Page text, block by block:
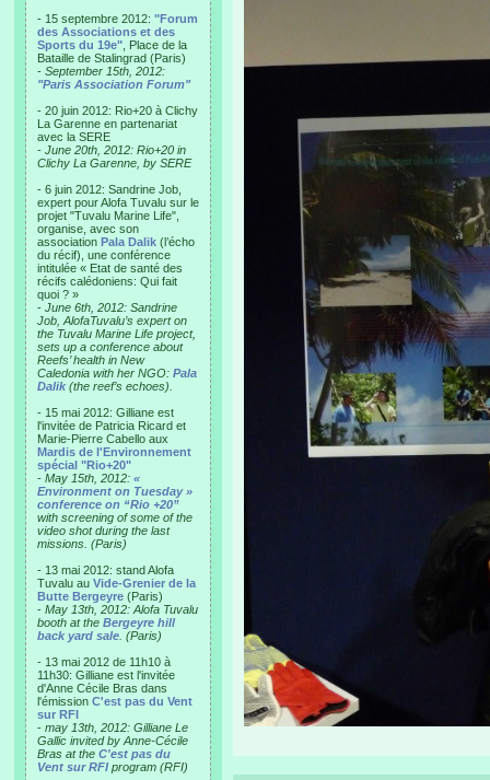
- 15 septembre 2012: "Forum
des Associations et des
Sports du 19e" , Place de la
Bataille de Stalingrad (Paris)
- September 15th, 2012:
"Paris Association Forum"
- 20 juin 2012: Rio+20 à Clichy
La Garenne en partenariat
avec la SERE
- June 20th, 2012: Rio+20 in
Clichy La Garenne, by SERE
- 6 juin 2012: Sandrine Job,
expert pour Alofa Tuvalu sur le
projet "Tuvalu Marine Life",
organise, avec son
association Pala Dalik (l’écho
du récif), une conférence
intitulée « Etat de santé des
récifs calédoniens: Qui fait
quoi ? »
- June 6th, 2012: Sandrine
Job, AlofaTuvalu’s expert on
the Tuvalu Marine Life project,
sets up a conference about
Reefs’ health in New
Caledonia with her NGO: Pala
Dalik (the reef’s echoes).
- 15 mai 2012: Gilliane est
l'invitée de Patricia Ricard et
Marie-Pierre Cabello aux
Mardis de l'Environnement
spécial "Rio+20"
- May 15th, 2012: «
Environment on Tuesday »
conference on “Rio +20”
with screening of some of the
video shot during the last
missions. (Paris)
- 13 mai 2012: stand Alofa
Tuvalu au Vide-Grenier de la
Butte Bergeyre (Paris)
- May 13th, 2012: Alofa Tuvalu
booth at the Bergeyre hill
back yard sale . (Paris)
- 13 mai 2012 de 11h10 à
11h30: Gilliane est l'invitée
d'Anne Cécile Bras dans
l'émission C'est pas du Vent
sur RFI
- may 13th, 2012: Gilliane Le
Gallic invited by Anne-Cécile
Bras at the C'est pas du
Vent sur RFI program (RFI)